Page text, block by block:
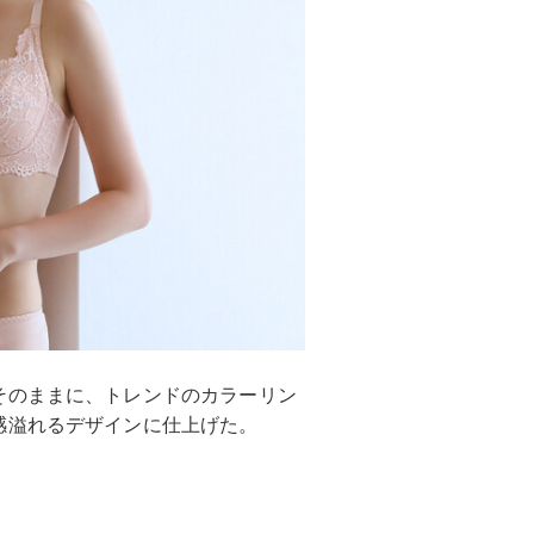
ままに、トレンドのカラーリン
れるデザインに仕上げた。